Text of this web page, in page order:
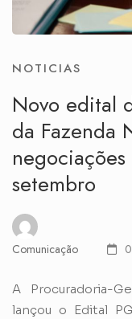
NOTICIAS
Novo edital
da Fazenda
setembro
Comunicação
A Procuradoria-
lançou o Edital